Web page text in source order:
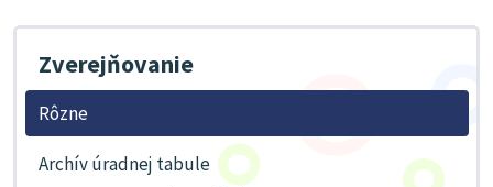
Zverejňovanie
Rôzne
Archív úradnej tabule